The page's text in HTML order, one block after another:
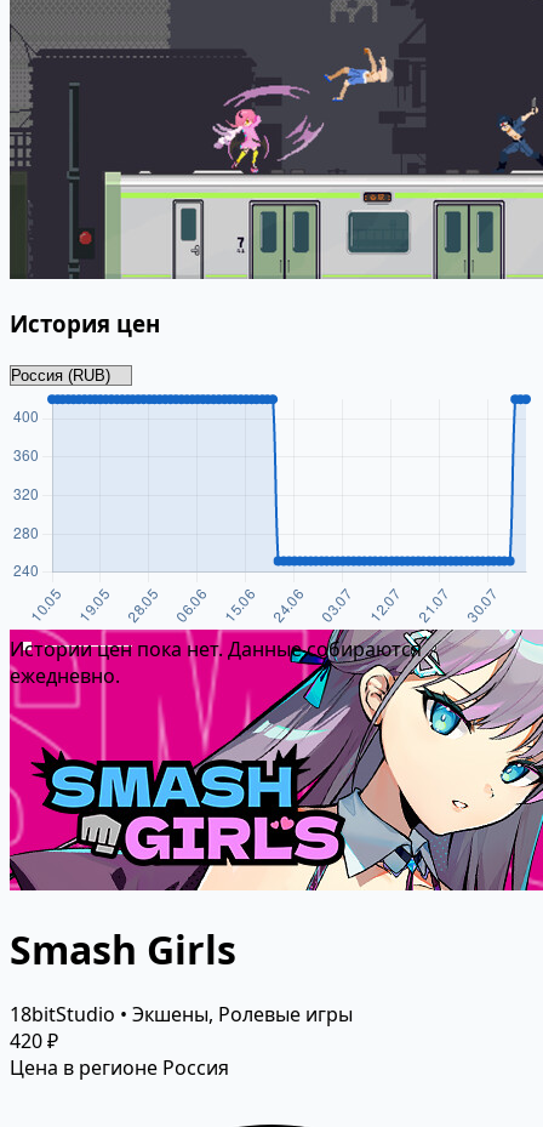
История цен
Истории цен пока нет. Данные собираются
ежедневно.
Smash Girls
18bitStudio • Экшены, Ролевые игры
420 ₽
Цена в регионе Россия